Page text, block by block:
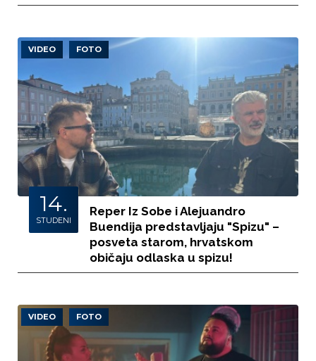
VIDEO FOTO
14.
STUDENI
Reper Iz Sobe i Alejuandro
Buendija predstavljaju "Spizu" –
posveta starom, hrvatskom
običaju odlaska u spizu!
VIDEO FOTO